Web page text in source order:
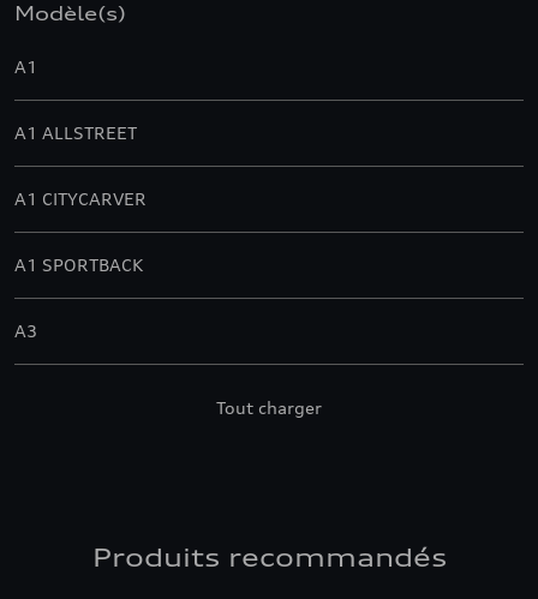
Modèle(s)
A1
A1 ALLSTREET
A1 CITYCARVER
A1 SPORTBACK
A3
Tout charger
Produits recommandés